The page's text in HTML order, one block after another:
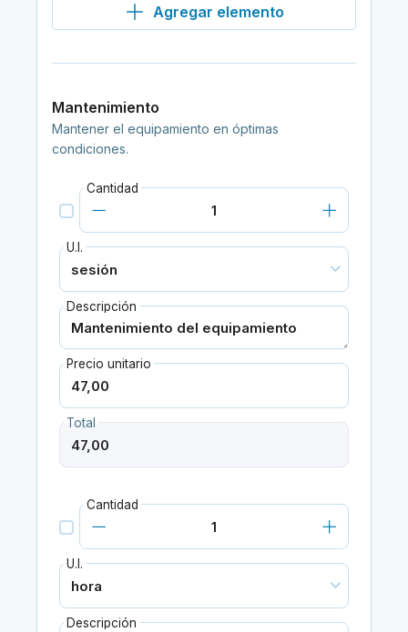
Agregar elemento
Mantenimiento
Mantener el equipamiento en óptimas
condiciones.
Cantidad
U.I.
Descripción
Precio unitario
Total
Cantidad
U.I.
Descripción